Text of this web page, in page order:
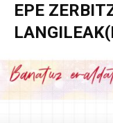
EPE